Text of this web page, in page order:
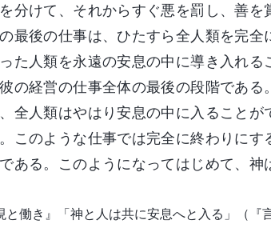
分けて、それからすぐ悪を罰し、善を
最後の仕事は、ひたすら全人類を完全
た人類を永遠の安息の中に導き入れる
の経営の仕事全体の最後の段階である
全人類はやはり安息の中に入ることが
このような仕事では完全に終わりにす
ある。このようになってはじめて、神
と働き』「神と人は共に安息へと入る」（『